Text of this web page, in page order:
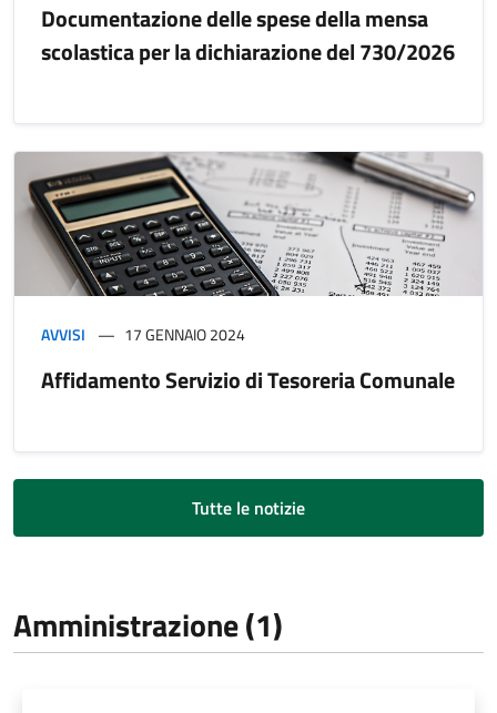
Documentazione delle spese della mensa
scolastica per la dichiarazione del 730/2026
AVVISI 17 GENNAIO 2024
Affidamento Servizio di Tesoreria Comunale
Tutte le notizie
Amministrazione (1)